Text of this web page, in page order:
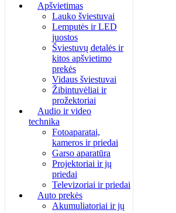
Apšvietimas
Lauko šviestuvai
Lemputės ir LED
juostos
Šviestuvų detalės ir
kitos apšvietimo
prekės
Vidaus šviestuvai
Žibintuvėliai ir
prožektoriai
Audio ir video
technika
Fotoaparatai,
kameros ir priedai
Garso aparatūra
Projektoriai ir jų
priedai
Televizoriai ir priedai
Auto prekės
Akumuliatoriai ir jų